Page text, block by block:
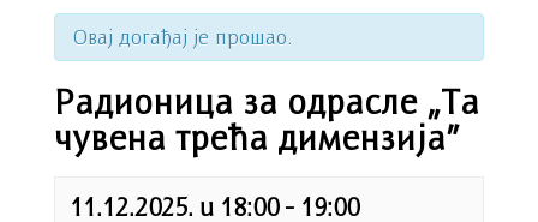
Овај догађај је прошао.
Радионица за одрасле „Та
чувена трећа димензија”
11.12.2025. u 18:00- 19:00